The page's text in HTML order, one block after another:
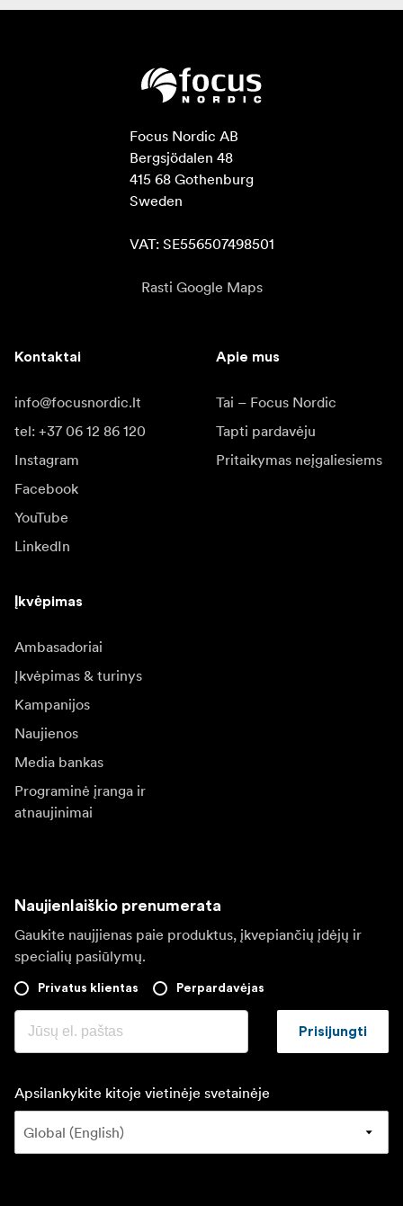
Focus Nordic AB
Bergsjödalen 48
415 68 Gothenburg
Sweden
VAT: SE556507498501
Rasti Google Maps
Kontaktai
info@focusnordic.lt
tel: +37 06 12 86 120
Instagram
Facebook
YouTube
LinkedIn
Apie mus
Tai – Focus Nordic
Tapti pardavėju
Pritaikymas neįgaliesiems
Įkvėpimas
Ambasadoriai
Įkvėpimas & turinys
Kampanijos
Naujienos
Media bankas
Programinė įranga ir
atnaujinimai
Naujienlaiškio prenumerata
Gaukite naujjienas paie produktus, įkvepiančių įdėjų ir
specialių pasiūlymų.
Privatus klientas Perpardavėjas
Prisijungti
Apsilankykite kitoje vietinėje svetainėje